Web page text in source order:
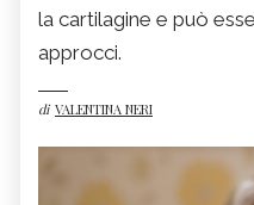
la cartilagine e può
approcci.
di VALENTINA NERI